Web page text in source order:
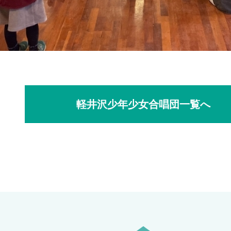
軽井沢少年少女合唱団一覧へ